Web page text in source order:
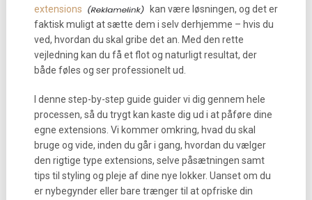
extensions
kan være løsningen, og det er
faktisk muligt at sætte dem i selv derhjemme – hvis du
ved, hvordan du skal gribe det an. Med den rette
vejledning kan du få et flot og naturligt resultat, der
både føles og ser professionelt ud.
I denne step-by-step guide guider vi dig gennem hele
processen, så du trygt kan kaste dig ud i at påføre dine
egne extensions. Vi kommer omkring, hvad du skal
bruge og vide, inden du går i gang, hvordan du vælger
den rigtige type extensions, selve påsætningen samt
tips til styling og pleje af dine nye lokker. Uanset om du
er nybegynder eller bare trænger til at opfriske din